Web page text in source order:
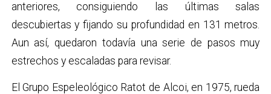
anteriores, consiguiendo las últimas salas
descubiertas y fijando su profundidad en 131 metros.
Aun así, quedaron todavía una serie de pasos muy
estrechos y escaladas para revisar.
El Grupo Espeleológico Ratot de Alcoi, en 1975, rueda